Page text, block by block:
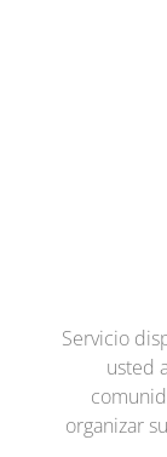
Servicio
usted
organizar